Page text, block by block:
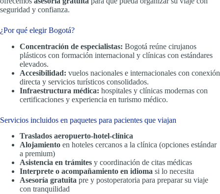
seguridad y confianza.
¿Por qué elegir Bogotá?
Concentración de especialistas: Bogotá reúne cirujanos
plásticos con formación internacional y clínicas con estándares
elevados.
Accesibilidad: vuelos nacionales e internacionales con conexión
directa y servicios turísticos consolidados.
Infraestructura médica: hospitales y clínicas modernas con
certificaciones y experiencia en turismo médico.
Servicios incluidos en paquetes para pacientes que viajan
Traslados aeropuerto-hotel-clínica
Alojamiento en hoteles cercanos a la clínica (opciones estándar
a premium)
Asistencia en trámites y coordinación de citas médicas
Interprete o acompañamiento en idioma si lo necesita
Asesoría gratuita pre y postoperatoria para preparar su viaje
con tranquilidad